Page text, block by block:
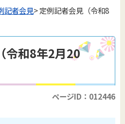
記者会見> 定例記者会見（令和8
令和8年2月20
ページID：012446